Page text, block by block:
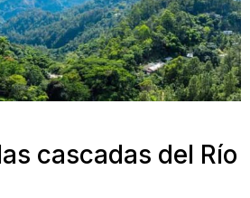
cascadas del Río